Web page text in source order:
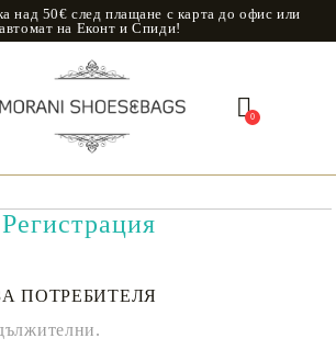
над 50€ след плащане с карта до офис или
автомат на Еконт и Спиди!
0
Регистрация
ПОТРЕБИТЕЛЯ